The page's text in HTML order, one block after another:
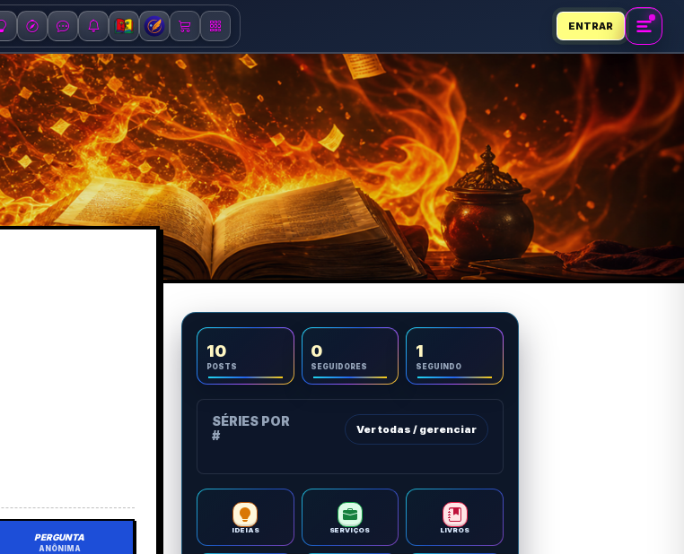
ENTRAR
PERGUNTA
ANÔNIMA
10
POSTS
0
SEGUIDORES
1
SEGUINDO
SÉRIES POR
#
Ver todas / gerenciar
IDEIAS SERVIÇOS LIVROS